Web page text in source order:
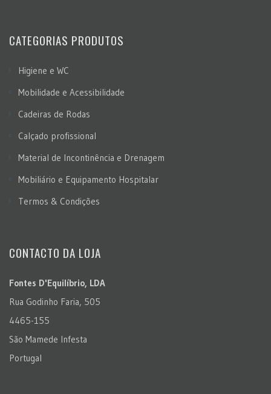
CATEGORIAS PRODUTOS
Higiene e WC
Mobilidade e Acessibilidade
Cadeiras de Rodas
Calçado profissional
Material de Incontinência e Drenagem
Mobiliário e Equipamento Hospitalar
Termos & Condições
CONTACTO DA LOJA
Fontes D'Equilíbrio, LDA
Rua Godinho Faria, 505
4465-155
São Mamede Infesta
Portugal